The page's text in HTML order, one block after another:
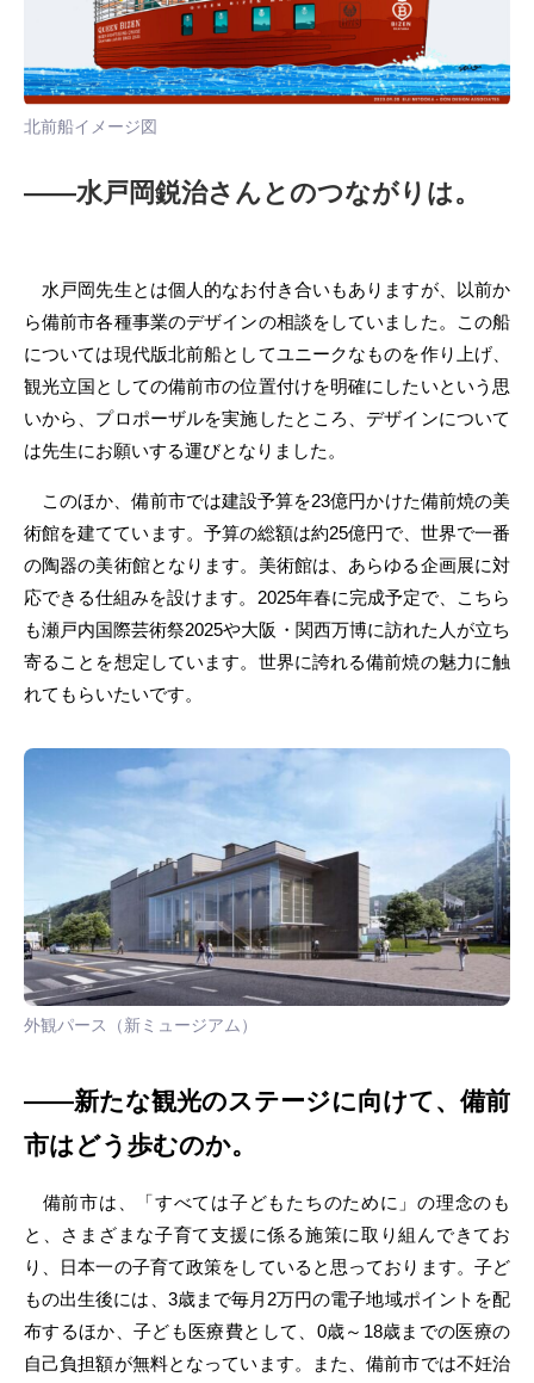
北前船イメージ図
――水戸岡鋭治さんとのつながりは。
水戸岡先生とは個人的なお付き合いもありますが、以前か
ら備前市各種事業のデザインの相談をしていました。この船
については現代版北前船としてユニークなものを作り上げ、
観光立国としての備前市の位置付けを明確にしたいという思
いから、プロポーザルを実施したところ、デザインについて
は先生にお願いする運びとなりました。
このほか、備前市では建設予算を23億円かけた備前焼の美
術館を建てています。予算の総額は約25億円で、世界で一番
の陶器の美術館となります。美術館は、あらゆる企画展に対
応できる仕組みを設けます。2025年春に完成予定で、こちら
も瀬戸内国際芸術祭2025や大阪・関西万博に訪れた人が立ち
寄ることを想定しています。世界に誇れる備前焼の魅力に触
れてもらいたいです。
外観パース（新ミュージアム）
――新たな観光のステージに向けて、備前
市はどう歩むのか。
備前市は、「すべては子どもたちのために」の理念のも
と、さまざまな子育て支援に係る施策に取り組んできてお
り、日本一の子育て政策をしていると思っております。子ど
もの出生後には、3歳まで毎月2万円の電子地域ポイントを配
布するほか、子ども医療費として、0歳～18歳までの医療の
自己負担額が無料となっています。また、備前市では不妊治